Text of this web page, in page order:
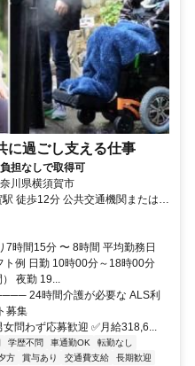
に過ごし支える仕事
担なしで取得可
川県横須賀市
徒歩12分 公共交通機関または車
7時間15分 〜 8時間 平均勤務日
例 日勤 10時00分～18時00分
夜勤 19...
24時間介護が必要な ALS利
募集
ず応募歓迎 ✅月給318,6...
学歴不問 車通勤OK
転勤なし
方 賞与あり 交通費支給 長期歓迎